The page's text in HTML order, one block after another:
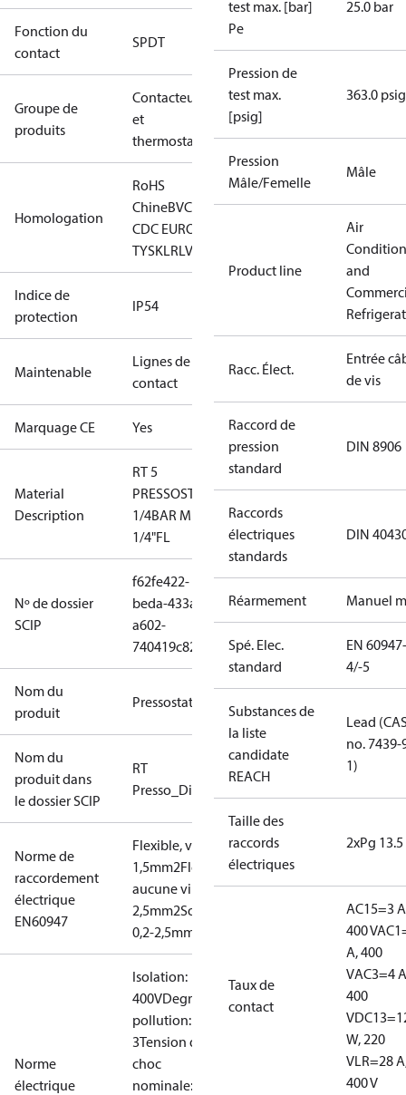
Fonction du
contact
SPDT
Groupe de
produits
Contacteurs
et
thermostats
Homologation
RoHS
ChineBVCCC CECMIMEACGLKRLLC
CDC EURO-
TYSKLRLVD TYSK
Indice de
protection
IP54
Maintenable
Lignes de
contact
Marquage CE Yes
Material
Description
RT 5
PRESSOSTAT
1/4BAR MINI
1/4"FL
Nº de dossier
SCIP
f62fe422-
beda-433a-
a602-
740419c82c06
Nom du
produit
Pressostat
Nom du
produit dans
le dossier SCIP
RT
Presso_Diff.Presso
Norme de
raccordement
électrique
EN60947
Flexible, viroles: 0,2-
1,5mm2Flexible,
aucune virole: 0,2-
2,5mm2Solide/toronné:
0,2-2,5mm2
Norme
électrique
Isolation:
400VDegré de
pollution:
3Tension de
choc
nominale:
test max. [bar]
Pe
25.0 bar
Pression de
test max.
[psig]
363.0 psig
Pression
Mâle/Femelle
Mâle
Product line
Air
and
Racc. Élect.
Entrée
de vis
Raccord de
pression
standard
DIN 8906
Raccords
électriques
standards
DIN
Réarmement Manuel
Spé. Elec.
standard
EN 60947-
4/-5
Substances de
la liste
candidate
REACH
Lead
no. 7439-
1)
Taille des
raccords
électriques
2xPg 13.5
Taux de
contact
AC15=3
400 V
A, 400
VAC3=4
400
V
W, 220
VLR=28
400 V